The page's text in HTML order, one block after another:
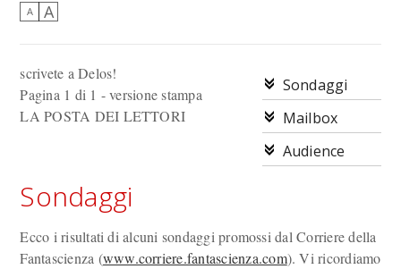
A A
Sondaggi
Mailbox
Audience
scrivete a Delos!
Pagina 1 di 1 - versione stampa
LA POSTA DEI LETTORI
Sondaggi
Ecco i risultati di alcuni sondaggi promossi dal Corriere della
Fantascienza (www.corriere.fantascienza.com). Vi ricordiamo